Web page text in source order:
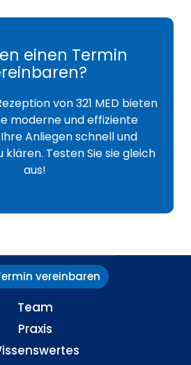
einen Termin
von 321 MED bieten
moderne und effiziente
Anliegen schnell und
Testen Sie sie gleich
aus!
vereinbaren
Team
Praxis